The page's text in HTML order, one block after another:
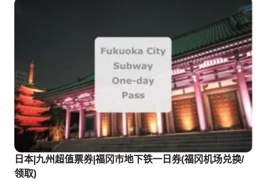
日本|九州超值票券|福冈市地下铁一日券(福冈机场兑换/
领取)